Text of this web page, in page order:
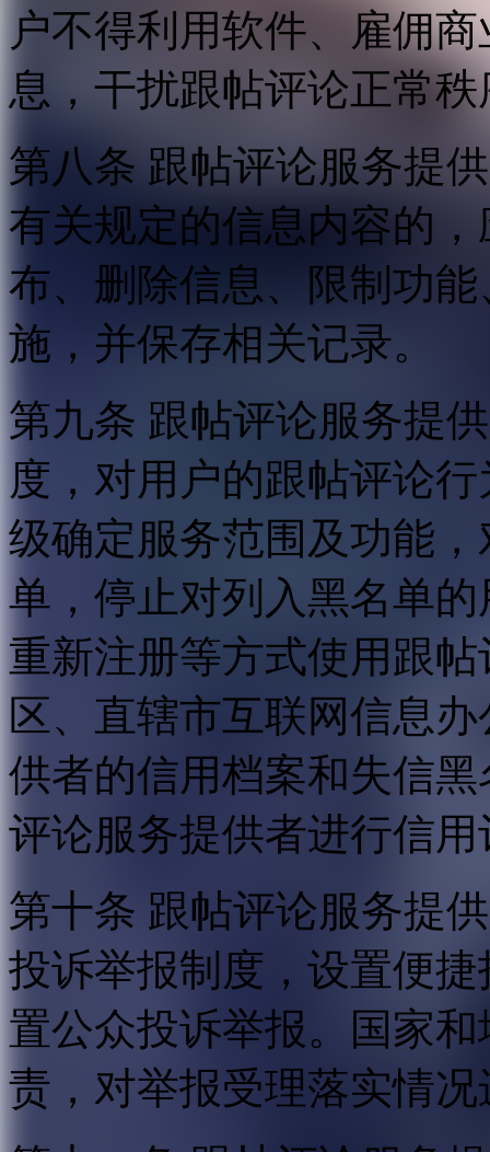
户不得利用软件、雇佣
息，干扰跟帖评论正常
第八条 跟帖评论服务提
有关规定的信息内容的
布、删除信息、限制功
施，并保存相关记录。
第九条 跟帖评论服务提
度，对用户的跟帖评论
级确定服务范围及功能
单，停止对列入黑名单
重新注册等方式使用跟
区、直辖市互联网信息
供者的信用档案和失信
评论服务提供者进行信用
第十条 跟帖评论服务提
投诉举报制度，设置便
置公众投诉举报。国家
责，对举报受理落实情